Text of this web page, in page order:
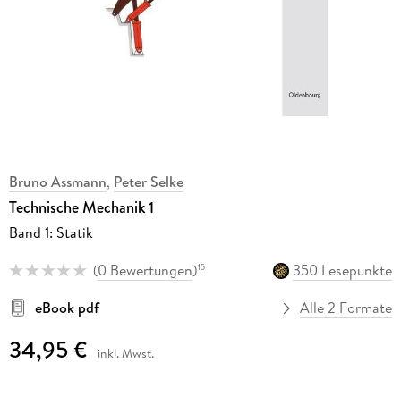
Bruno Assmann, Peter Selke
Technische Mechanik 1
Band 1: Statik
(0 Bewertungen)15
350 Lesepunkte
eBook pdf
Alle 2 Formate
34,95 € inkl. Mwst.